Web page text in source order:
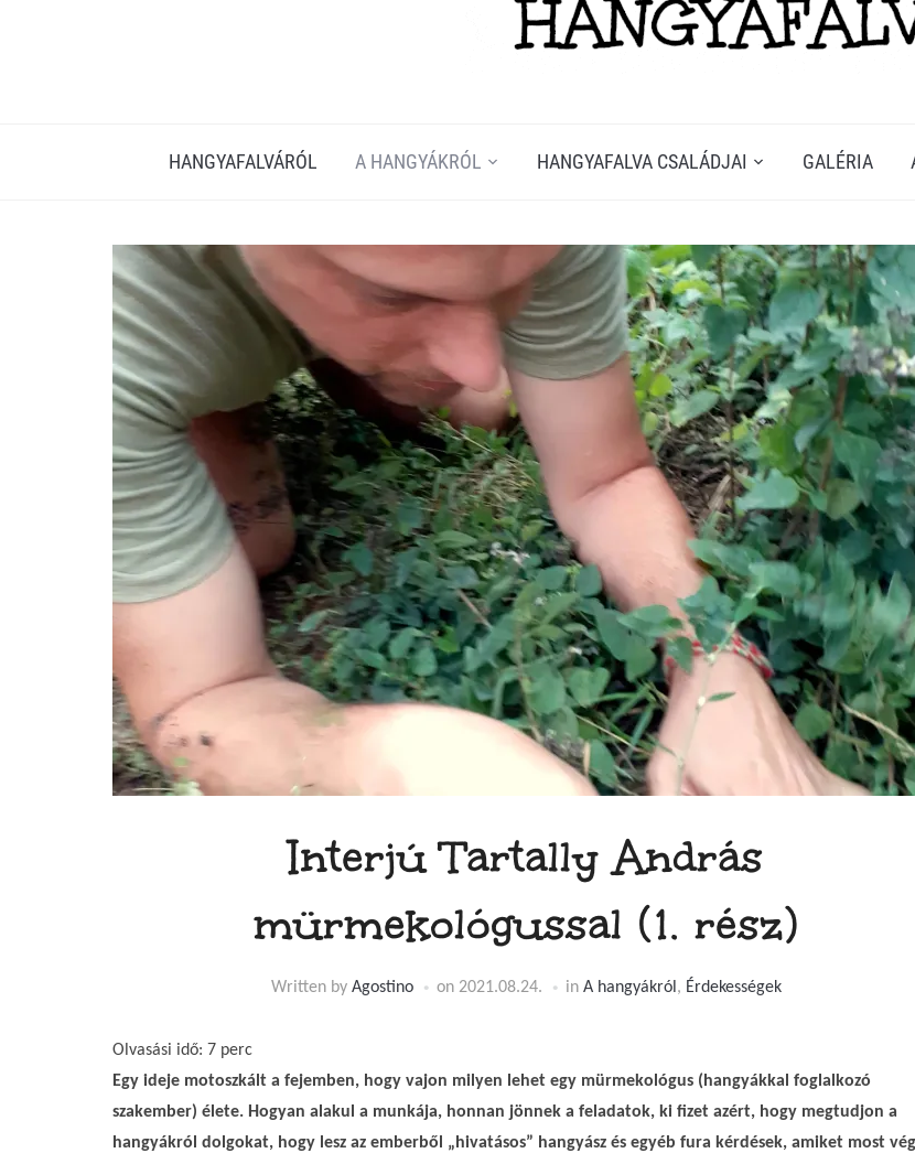
HANGYAFALVÁRÓL A HANGYÁKRÓL HANGYAFALVA CSALÁDJAI GALÉRIA
Interjú Tartally András
mürmekológussal (1. rész)
Written by Agostino on 2021.08.24. in A hangyákról , Érdekességek
Olvasási idő: 7 perc
Egy ideje motoszkált a fejemben, hogy vajon milyen lehet egy mürmekológus (hangyákkal foglalkozó
szakember) élete. Hogyan alakul a munkája, honnan jönnek a feladatok, ki fizet azért, hogy megtudjon a
hangyákról dolgokat, hogy lesz az emberből „hivatásos” hangyász és egyéb fura kérdések, amiket most